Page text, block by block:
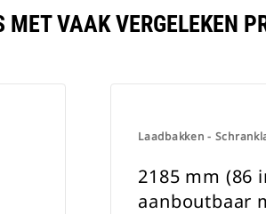
VAAK VERGELEKEN
Laadbakken -
2185 mm (86
aanboutbaar